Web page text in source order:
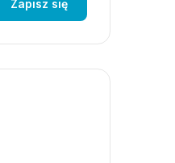
Zapisz się